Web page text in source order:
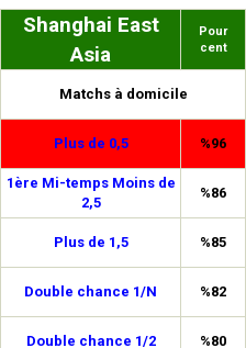
Shanghai East
Asia
Pour
cent
Matchs à domicile
Plus de 0,5 %96
1ère Mi-temps Moins de
2,5
%86
Plus de 1,5 %85
Double chance 1/N %82
Double chance 1/2 %80